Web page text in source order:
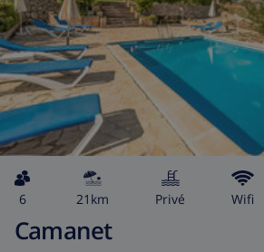
6 21km privé wifi
Camanet